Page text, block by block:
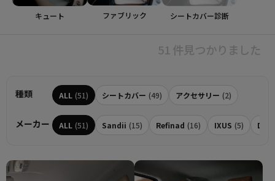
キュート ファブリック シートカバー診断
51 件見つかりました
種類 ALL (51) シートカバー (49) アクセサリー (2)
メーカー ALL (51) Sandii (15) Refinad (16) IXUS (5)